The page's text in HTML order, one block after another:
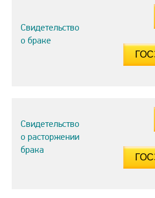
Свидетельство
о браке
Свидетельство
о расторжении
брака